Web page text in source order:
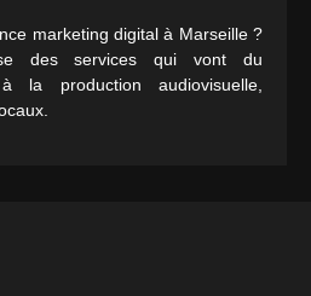
marketing digital à Marseille ?
des services qui vont du
la production audiovisuelle,